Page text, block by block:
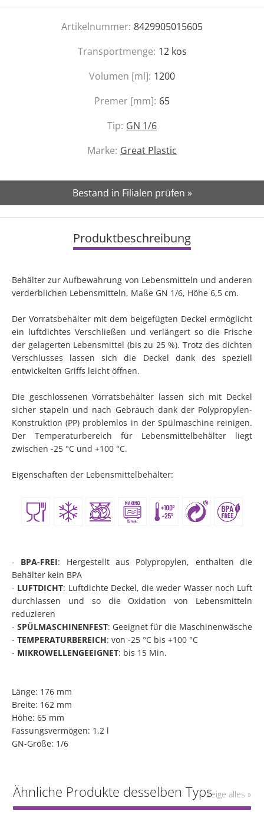
Artikelnummer: 8429905015605
Transportmenge: 12 kos
Volumen [ml]: 1200
Premer [mm]: 65
Tip: GN 1/6
Marke: Great Plastic
Bestand in Filialen prüfen »
Produktbeschreibung
Behälter zur Aufbewahrung von Lebensmitteln und anderen
verderblichen Lebensmitteln, Maße GN 1/6, Höhe 6,5 cm.
Der Vorratsbehälter mit dem beigefügten Deckel ermöglicht
ein luftdichtes Verschließen und verlängert so die Frische
der gelagerten Lebensmittel (bis zu 25 %). Trotz des dichten
Verschlusses lassen sich die Deckel dank des speziell
entwickelten Griffs leicht öffnen.
Die geschlossenen Vorratsbehälter lassen sich mit Deckel
sicher stapeln und nach Gebrauch dank der Polypropylen-
Konstruktion (PP) problemlos in der Spülmaschine reinigen.
Der Temperaturbereich für Lebensmittelbehälter liegt
zwischen -25 °C und +100 °C.
Eigenschaften der Lebensmittelbehälter:
- BPA-FREI: Hergestellt aus Polypropylen, enthalten die
Behälter kein BPA
- LUFTDICHT: Luftdichte Deckel, die weder Wasser noch Luft
durchlassen und so die Oxidation von Lebensmitteln
reduzieren
- SPÜLMASCHINENFEST: Geeignet für die Maschinenwäsche
- TEMPERATURBEREICH: von -25 °C bis +100 °C
- MIKROWELLENGEEIGNET: bis 15 Min.
Länge: 176 mm
Breite: 162 mm
Höhe: 65 mm
Fassungsvermögen: 1,2 l
GN-Größe: 1/6
Ähnliche Produkte desselben TypsZeige alles »